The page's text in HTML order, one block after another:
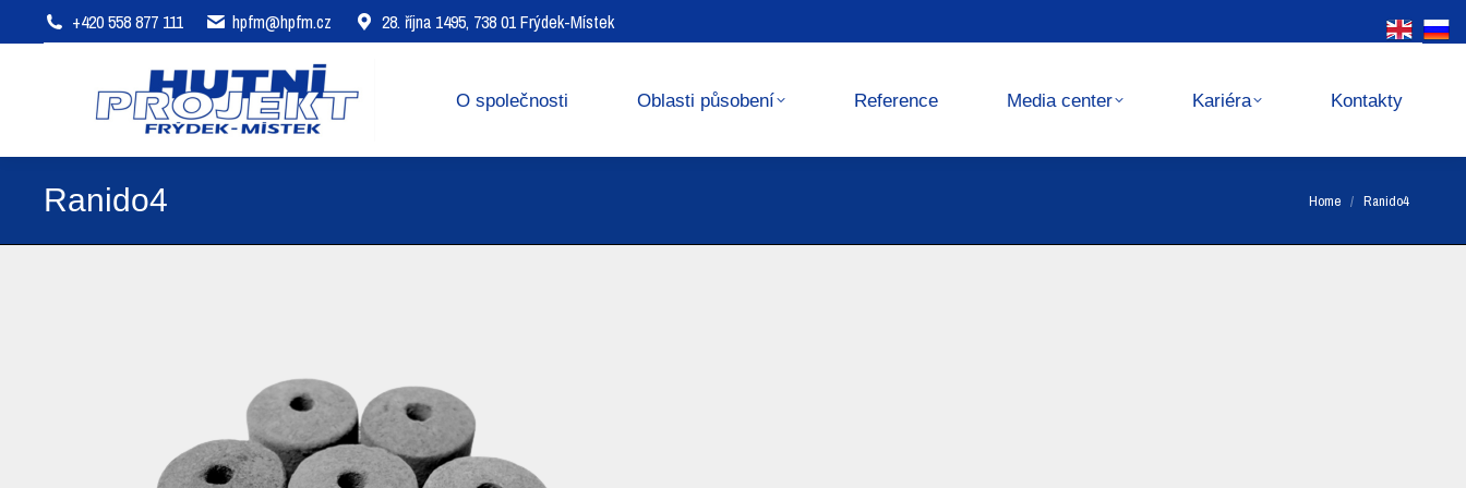
+420 558 877 111 hpfm@hpfm.cz 28. října 1495, 738 01 Frýdek-Místek
O společnosti Oblasti působení Reference Media center Kariéra Kontakty
Ranido4 You are here:
Home Ranido4
O společnosti Oblasti působení